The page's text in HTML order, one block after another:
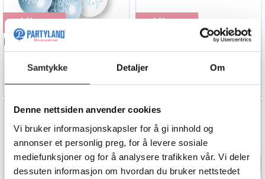
Samtykke Detaljer Om
Denne nettsiden anvender cookies
Vi bruker informasjonskapsler for å gi innhold og
annonser et personlig preg, for å levere sosiale
mediefunksjoner og for å analysere trafikken vår. Vi deler
dessuten informasjon om hvordan du bruker nettstedet
Kjøp
25cm - 10pk
44,90
Kjøp
"Mom to be" - Blå
1 Ordensbånd i sateng - 78x9cm